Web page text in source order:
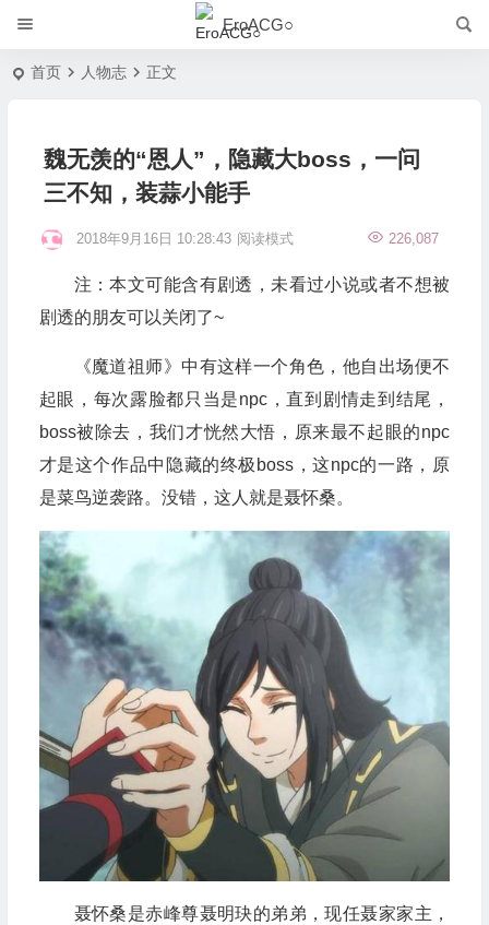
EroACG○
首页 人物志 正文
魏无羡的“恩人”，隐藏大boss，一问
三不知，装蒜小能手
2018年9月16日 10:28:43 226,087
阅读模式
注：本文可能含有剧透，未看过小说或者不想被
剧透的朋友可以关闭了~
《魔道祖师》中有这样一个角色，他自出场便不
起眼，每次露脸都只当是npc，直到剧情走到结尾，
boss被除去，我们才恍然大悟，原来最不起眼的npc
才是这个作品中隐藏的终极boss，这npc的一路，原
是菜鸟逆袭路。没错，这人就是聂怀桑。
聂怀桑是赤峰尊聂明玦的弟弟，现任聂家家主，